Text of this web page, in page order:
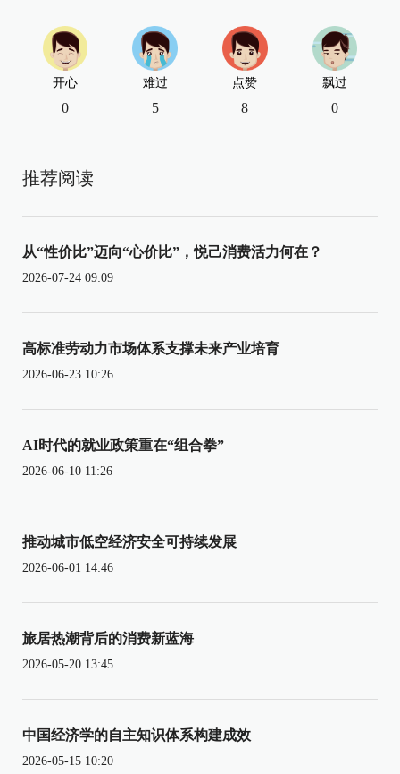
开心
0
难过
5
点赞
8
飘过
0
推荐阅读
从“性价比”迈向“心价比”，悦己消费活力何在？
2026-07-24 09:09
高标准劳动力市场体系支撑未来产业培育
2026-06-23 10:26
AI时代的就业政策重在“组合拳”
2026-06-10 11:26
推动城市低空经济安全可持续发展
2026-06-01 14:46
旅居热潮背后的消费新蓝海
2026-05-20 13:45
中国经济学的自主知识体系构建成效
2026-05-15 10:20